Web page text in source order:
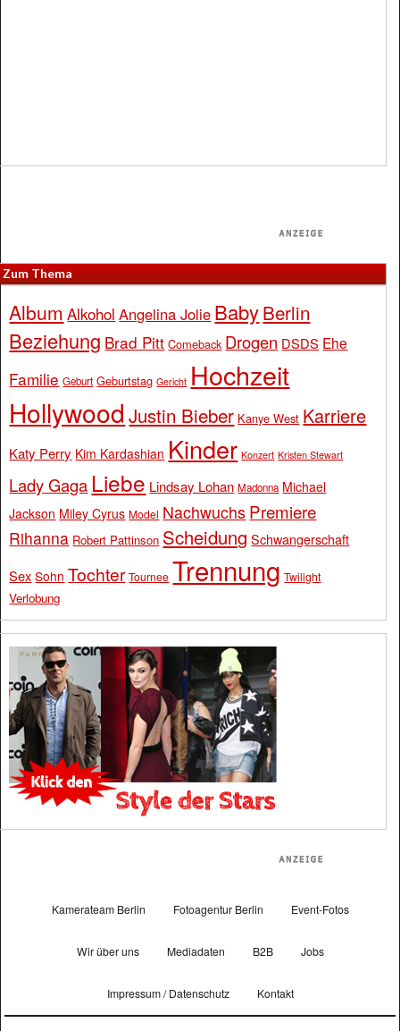
Zum Thema
Album Alkohol Angelina Jolie BabyBerlin
Beziehung Brad Pitt Comeback Drogen DSDS Ehe
Familie Geburt Geburtstag Gericht Hochzeit
Hollywood Justin Bieber Kanye West Karriere
Katy Perry Kim Kardashian Kinder Konzert Kristen Stewart
Lady Gaga Liebe Lindsay Lohan Madonna Michael
Jackson Miley Cyrus Model Nachwuchs Premiere
Rihanna Robert Pattinson Scheidung Schwangerschaft
Sex Sohn Tochter Tournee Trennung Twilight
Verlobung
Kamerateam Berlin Fotoagentur Berlin Event-Fotos
Wir über uns Mediadaten B2B Jobs
Impressum / Datenschutz Kontakt